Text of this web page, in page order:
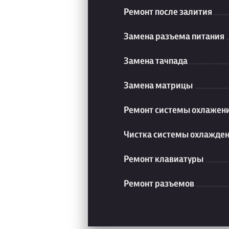
Ремонт после залития
Замена разъема питания
Замена тачпада
Замена матрицы
Ремонт системы
Чистка системы
Ремонт клавиатуры
Ремонт разъемов